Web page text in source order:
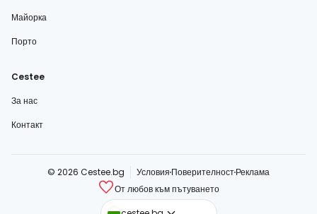
Майорка
Порто
Cestee
За нас
Контакт
© 2026 Cestee.bg Условия ПоверителностРеклама
От любов към пътуването
cestee.com